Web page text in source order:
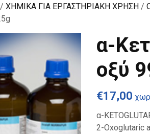
ΧΗΜΙΚΑ ΓΙΑ ΕΡΓΑΣΤΗΡΙΑΚΗ ΧΡΗΣΗ /
α-
οξύ
€17,00
α-
2-Oxoglutaric